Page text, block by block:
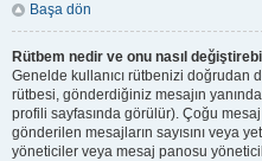
Başa dön
Rütbem nedir ve onu nasıl
Genelde kullanıcı rütbenizi doğrudan
rütbesi, gönderdiğiniz mesajın
profili sayfasında görülür). Çoğu
gönderilen mesajların sayısını veya
yöneticiler veya mesaj panosu